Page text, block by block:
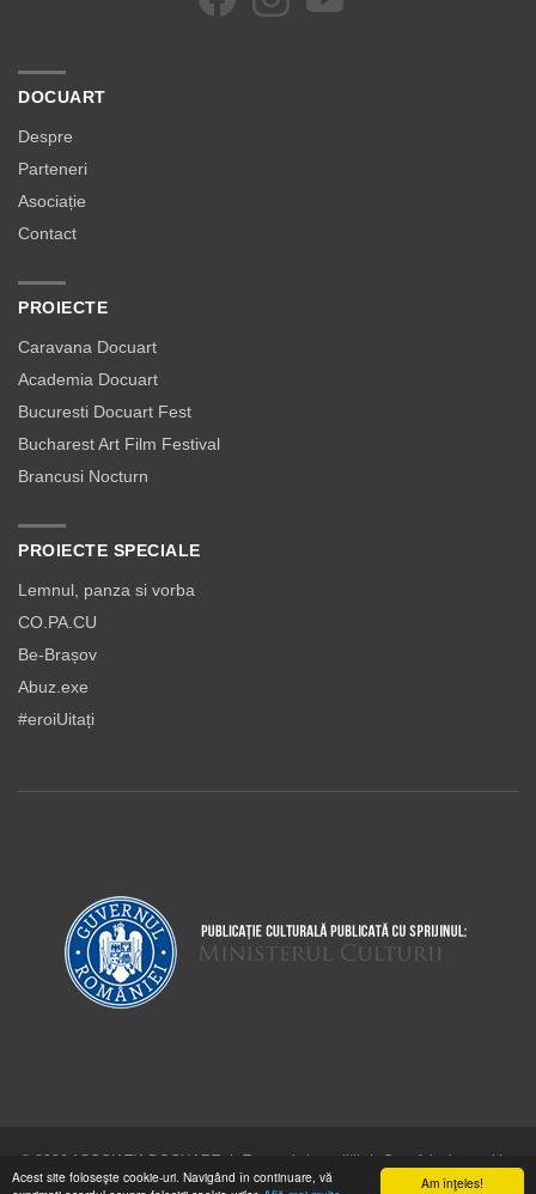
Am înţeles!
Acest site foloseşte cookie-uri. Navigând în continuare, vă
DOCUART
Despre
Parteneri
Asociație
Contact
PROIECTE
Caravana Docuart
Academia Docuart
Bucuresti Docuart Fest
Bucharest Art Film Festival
Brancusi Nocturn
PROIECTE SPECIALE
Lemnul, panza si vorba
CO.PA.CU
Be-Brașov
Abuz.exe
#eroiUitați
© 2026 ASOCIAŢIA DOCUART | Termeni şi condiţii |
Cum folosim cookie-
urile